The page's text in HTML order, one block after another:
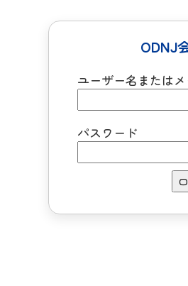
ODNJ
ユーザー名または
パスワード